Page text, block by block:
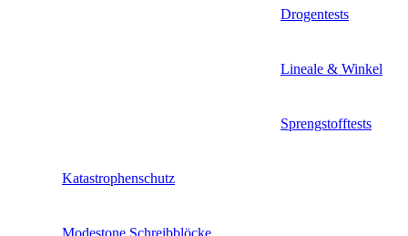
Drogentests
Lineale & Winkel
Sprengstofftests
Katastrophenschutz
Modestone Schreibblöcke